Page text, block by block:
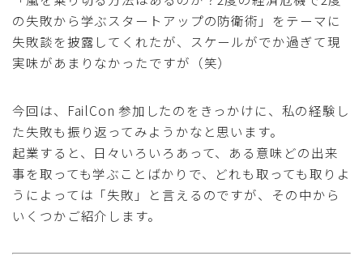
の失敗から学ぶスタートアップの防衛術」をテーマに
失敗談を披露してくれたが、スケールがでか過ぎて現
実味があまりなかったですが（笑）
今回は、FailCon 参加したのをきっかけに、私の経験し
た失敗も振り返ってみようかなと思います。
起業すると、日々いろいろあって、ある意味どの出来
事を取っても学ぶことばかりで、どれも取っても取りよ
うによっては「失敗」と言えるのですが、その中から
いくつかご紹介します。